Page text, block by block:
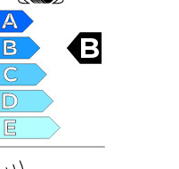
A
B
C
D
E
B